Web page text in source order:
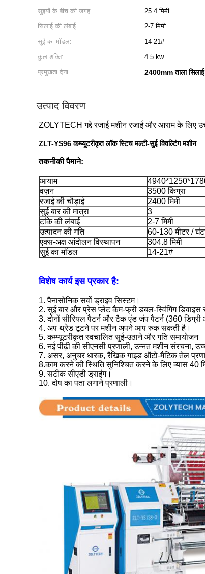
सुइयों के बीच की जगह:
25.4 मिमी
सिलाई की लंबाई:
2-7 मिमी
सुई का मॉडल:
14-21#
कुल शक्ति:
4.5 kw
प्रमुखता देना:
2400mm ताला
उत्पाद विवरण
ZOLYTECH गद्दे रजाई मशीन रजाई और आराम के लिए
ZLT-YS96 कम्प्यूटरीकृत लॉक स्टिच मल्टी-सुई क्विल्टिंग मशीन
तकनीकी पैमाने:
आयाम
वज़न
3500 किग्रा
रजाई की चौड़ाई
2400 मिमी
सुई बार की मात्रा
3
टांके की लंबाई
2-7 मिमी
उत्पादन की गति
60-130 मीटर /
एक्स-अक्ष आंदोलन विस्थापन
304.8 मिमी
सुई का मॉडल
14-21#
विशेष कार्य इस प्रकार है:
1. पैनासोनिक सर्वो ड्राइव सिस्टम।
2. सुई बार और प्रेस प्लेट कैम-फ्री डबल-स्विंगिंग
3. दोनों सीरियल पैटर्न और टैक एंड जंप पैटर्न (360
4. अप थ्रेड टूटने पर मशीन अपने आप रुक सकती है।
5. कम्प्यूटरीकृत स्वचालित सुई-उठाने और गति समायोजन
6. नई पीढ़ी की सीएनसी प्रणाली, उन्नत मशीन संरचना,
7. असर, अनुचर धारक, रैखिक गाइड ऑटो-मैटिक तेल
8.काम करने की स्थिति सुनिश्चित करने के लिए व्यास 40
9. सटीक सीएडी ड्राइंग।
10. दोष का पता लगाने प्रणाली।